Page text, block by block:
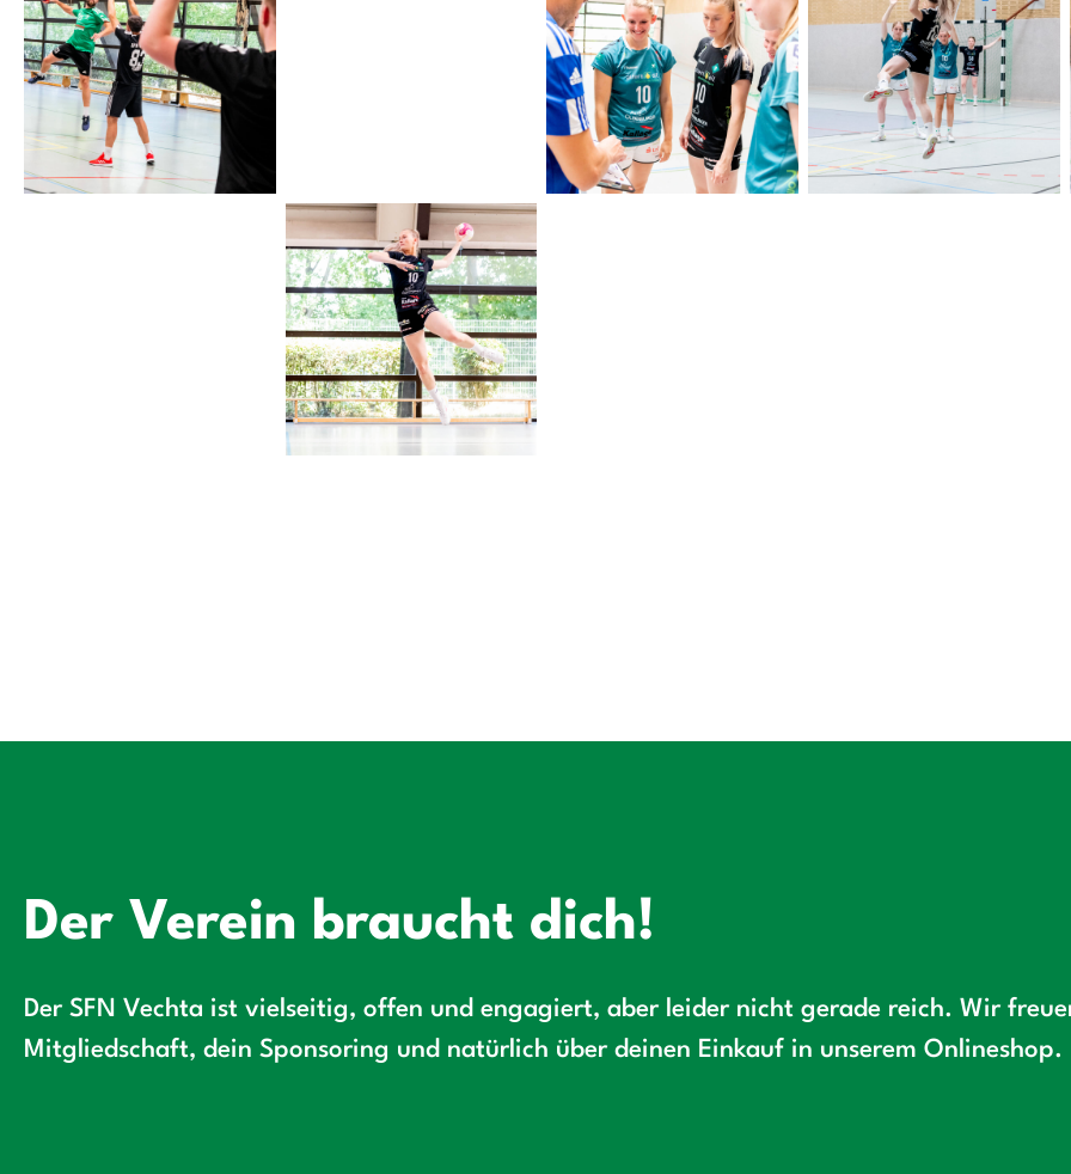
Der Verein braucht dich!
Der SFN Vechta ist vielseitig, offen und engagiert, aber leider nicht gerade reich. Wir
Mitgliedschaft, dein Sponsoring und natürlich über deinen Einkauf in unserem Onlineshop.